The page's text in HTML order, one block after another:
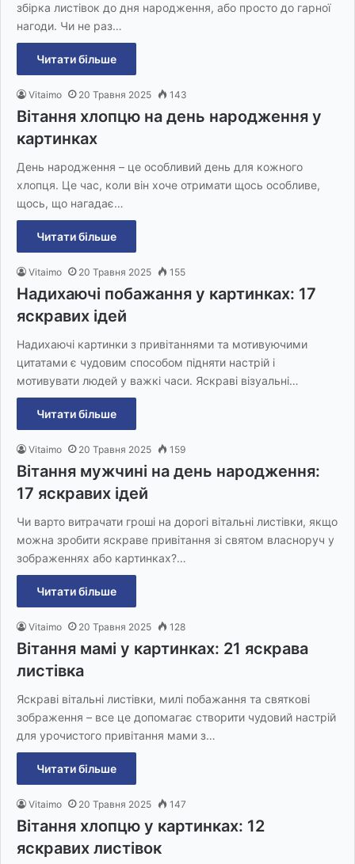
збірка листівок до дня народження, або просто до гарної
нагоди. Чи не раз…
Читати більше
Vitaimo 20 Травня 2025 143
Вітання хлопцю на день народження у
картинках
День народження – це особливий день для кожного
хлопця. Це час, коли він хоче отримати щось особливе,
щось, що нагадає…
Читати більше
Vitaimo 20 Травня 2025 155
Надихаючі побажання у картинках: 17
яскравих ідей
Надихаючі картинки з привітаннями та мотивуючими
цитатами є чудовим способом підняти настрій і
мотивувати людей у важкі часи. Яскраві візуальні…
Читати більше
Vitaimo 20 Травня 2025 159
Вітання мужчині на день народження:
17 яскравих ідей
Чи варто витрачати гроші на дорогі вітальні листівки, якщо
можна зробити яскраве привітання зі святом власноруч у
зображеннях або картинках?…
Читати більше
Vitaimo 20 Травня 2025 128
Вітання мамі у картинках: 21 яскрава
листівка
Яскраві вітальні листівки, милі побажання та святкові
зображення – все це допомагає створити чудовий настрій
для урочистого привітання мами з…
Читати більше
Vitaimo 20 Травня 2025 147
Вітання хлопцю у картинках: 12
яскравих листівок